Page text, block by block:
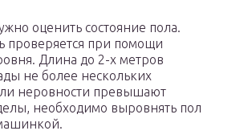
оценить состояние пола.
проверяется при помощи
Длина до 2-х метров
не более нескольких
неровности превышают
необходимо выровнять пол